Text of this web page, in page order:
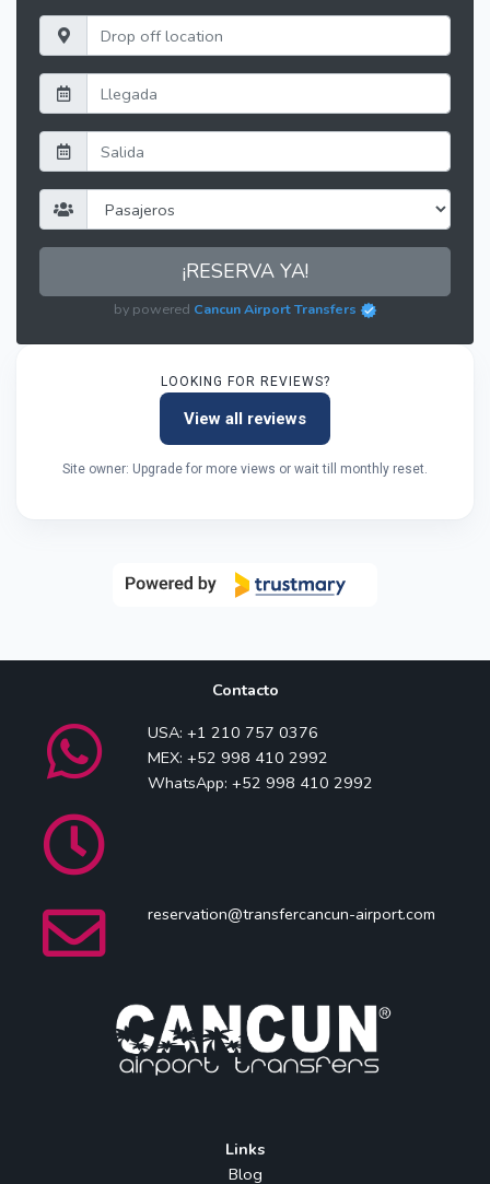
¡RESERVA YA!
by powered Cancun Airport Transfers
LOOKING FOR REVIEWS?
View all reviews
Site owner: Upgrade for more views or wait till monthly reset.
Contacto
USA: +1 210 757 0376
MEX: +52 998 410 2992
WhatsApp: +52 998 410 2992
reservation@transfercancun-airport.com
Links
Blog